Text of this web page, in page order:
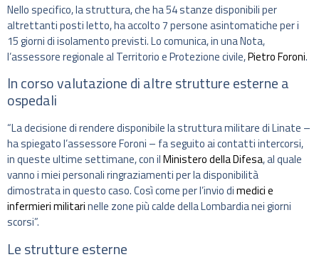
Nello specifico, la struttura, che ha 54 stanze disponibili per
altrettanti posti letto, ha accolto 7 persone asintomatiche per i
15 giorni di isolamento previsti. Lo comunica, in una Nota,
l’assessore regionale al Territorio e Protezione civile,Pietro Foroni.
In corso valutazione di altre strutture esterne a
ospedali
“La decisione di rendere disponibile la struttura militare di Linate –
ha spiegato l’assessore Foroni – fa seguito ai contatti intercorsi,
in queste ultime settimane, con ilMinistero della Difesa, al quale
vanno i miei personali ringraziamenti per la disponibilità
dimostrata in questo caso. Così come per l’invio dimedici e
infermieri militarinelle zone più calde della Lombardia nei giorni
scorsi”.
Le strutture esterne